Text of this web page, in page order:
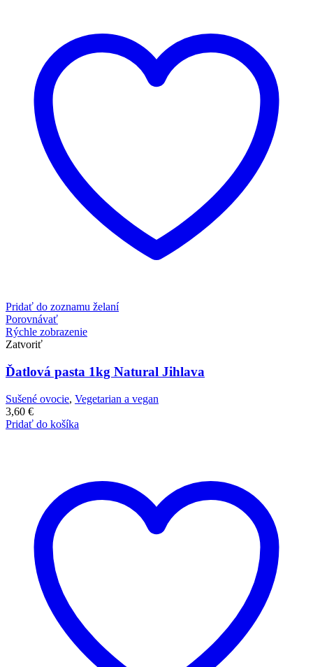
Pridať do zoznamu želaní
Porovnávať
Rýchle zobrazenie
Zatvoriť
Ďatlová pasta 1kg Natural Jihlava
Sušené ovocie, Vegetarian a vegan
3,60 €
Pridať do košíka